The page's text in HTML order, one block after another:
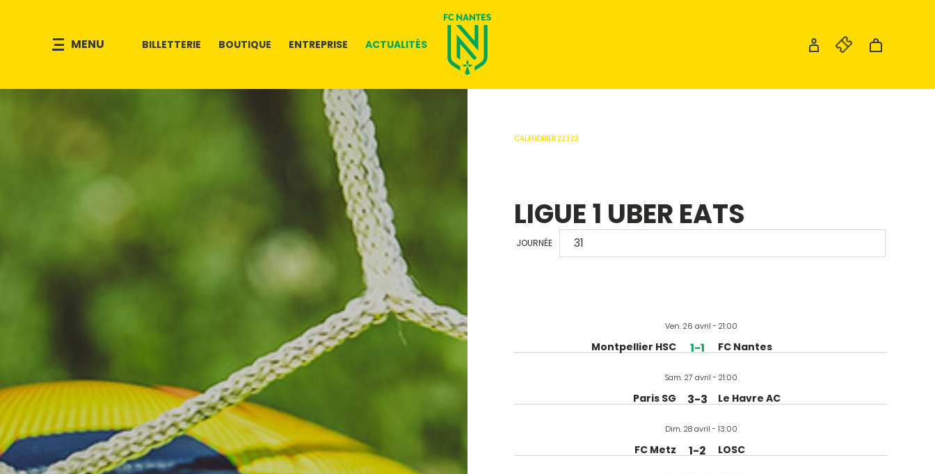
MENU BILLETTERIE BOUTIQUE ENTREPRISE ACTUALITÉS
CALENDRIER 22 | 23
LIGUE 1 UBER EATS
JOURNÉE
Ven. 26 avril - 21:00
Montpellier HSC 1-1 FC Nantes
Sam. 27 avril - 21:00
Paris SG 3-3 Le Havre AC
Dim. 28 avril - 13:00
FC Metz 1-2 LOSC